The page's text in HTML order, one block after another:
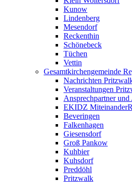
Kunow
Lindenberg
Mesendorf
Reckenthin
Schönebeck
Tüchen
Vettin
Gesamtkirchengemeinde
Nachrichten
Veranstaltungen
Ansprechpartner und
EKIDZ
Beveringen
Falkenhagen
Giesensdorf
Groß Pankow
Kuhbier
Kuhsdorf
Preddöhl
Pritzwalk